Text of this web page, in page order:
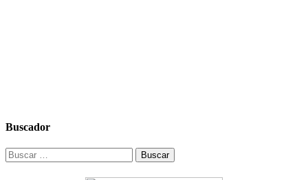
Buscador
Buscar: